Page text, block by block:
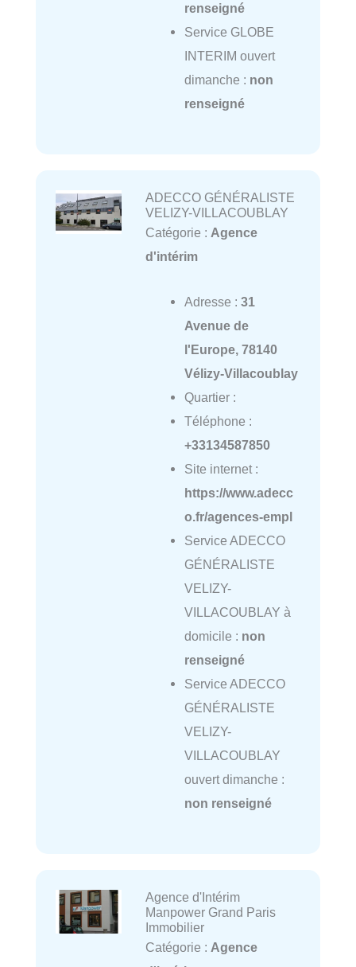
renseigné
Service GLOBE
INTERIM ouvert
dimanche : non
renseigné
ADECCO GÉNÉRALISTE
VELIZY-VILLACOUBLAY
Catégorie : Agence
d'intérim
Adresse : 31
Avenue de
l'Europe, 78140
Vélizy-Villacoublay
Quartier :
Téléphone :
+33134587850
Site internet :
https://www.adecc
o.fr/agences-empl
Service ADECCO
GÉNÉRALISTE
VELIZY-
VILLACOUBLAY à
domicile : non
renseigné
Service ADECCO
GÉNÉRALISTE
VELIZY-
VILLACOUBLAY
ouvert dimanche :
non renseigné
Agence d'Intérim
Manpower Grand Paris
Immobilier
Catégorie : Agence